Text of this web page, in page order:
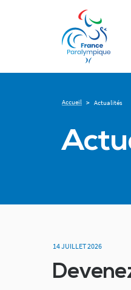
Accueil > Actualités
14 JUILLET 2026